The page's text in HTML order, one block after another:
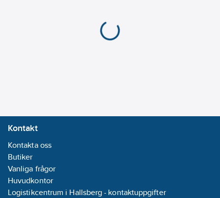
Kontakt
Kontakta oss
Butiker
Vanliga frågor
Huvudkontor
Logistikcentrum i Hallsberg - kontaktuppgifter